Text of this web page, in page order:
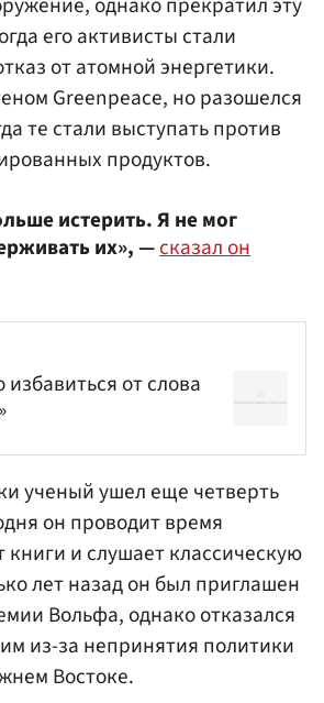
его активисты стали
от атомной энергетики.
Greenpeace, но разошелся
те стали выступать против
продуктов.
истерить. Я не мог
их», —сказал он
от слова
ученый ушел еще четверть
он проводит время
книги и слушает классическую
лет назад он был приглашен
Вольфа, однако отказался
из-за непринятия политики
Востоке.